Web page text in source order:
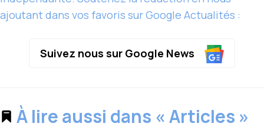
ajoutant dans vos favoris sur Google Actualités :
Suivez nous sur Google News
À lire aussi dans « Articles »